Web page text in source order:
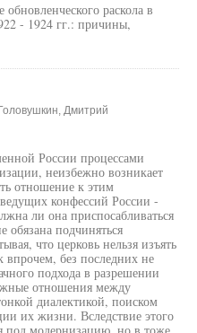
раскола в
- 1924 гг.: причины,
Дмитрий
России процессами
неизбежно возникает
отношение к этим
конфессий России -
ли она приспосабливаться
обязана подчиняться
что церковь нельзя изъять
без последних не
подхода в разрешении
отношения между
диалектикой, поиском
их жизни. Вследствие этого